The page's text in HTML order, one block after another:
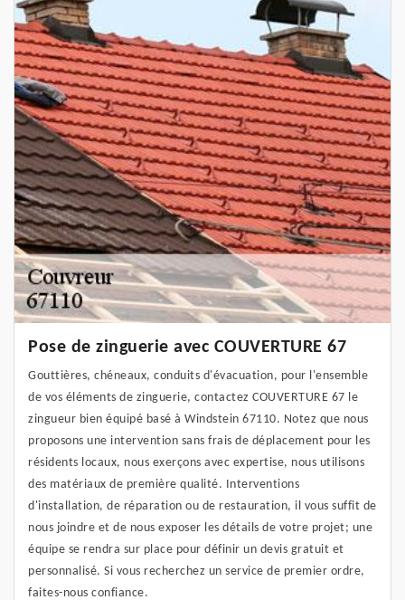
Pose de zinguerie avec COUVERTURE 67
Gouttières, chéneaux, conduits d'évacuation, pour l'ensemble
de vos éléments de zinguerie, contactez COUVERTURE 67 le
zingueur bien équipé basé à Windstein 67110. Notez que nous
proposons une intervention sans frais de déplacement pour les
résidents locaux, nous exerçons avec expertise, nous utilisons
des matériaux de première qualité. Interventions
d'installation, de réparation ou de restauration, il vous suffit de
nous joindre et de nous exposer les détails de votre projet; une
équipe se rendra sur place pour définir un devis gratuit et
personnalisé. Si vous recherchez un service de premier ordre,
faites-nous confiance.